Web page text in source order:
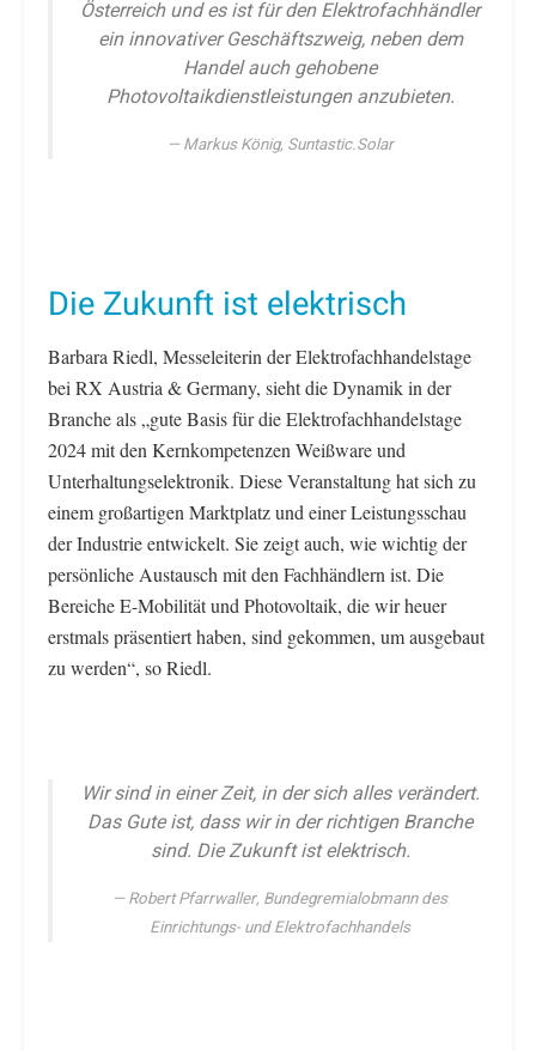
Österreich und es ist für den Elektrofachhändler
ein innovativer Geschäftszweig, neben dem
Handel auch gehobene
Photovoltaikdienstleistungen anzubieten.
Markus König, Suntastic.Solar
Die Zukunft ist elektrisch
Barbara Riedl, Messeleiterin der Elektrofachhandelstage
bei RX Austria & Germany, sieht die Dynamik in der
Branche als „gute Basis für die Elektrofachhandelstage
2024 mit den Kernkompetenzen Weißware und
Unterhaltungselektronik. Diese Veranstaltung hat sich zu
einem großartigen Marktplatz und einer Leistungsschau
der Industrie entwickelt. Sie zeigt auch, wie wichtig der
persönliche Austausch mit den Fachhändlern ist. Die
Bereiche E-Mobilität und Photovoltaik, die wir heuer
erstmals präsentiert haben, sind gekommen, um ausgebaut
zu werden“, so Riedl.
Wir sind in einer Zeit, in der sich alles verändert.
Das Gute ist, dass wir in der richtigen Branche
sind. Die Zukunft ist elektrisch.
Robert Pfarrwaller, Bundegremialobmann des
Einrichtungs- und Elektrofachhandels